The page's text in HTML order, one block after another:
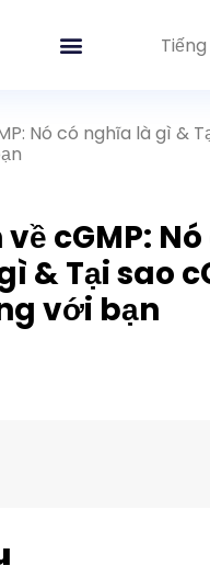
Nó có nghĩa là gì &
cGMP:
& Tại sao
với bạn